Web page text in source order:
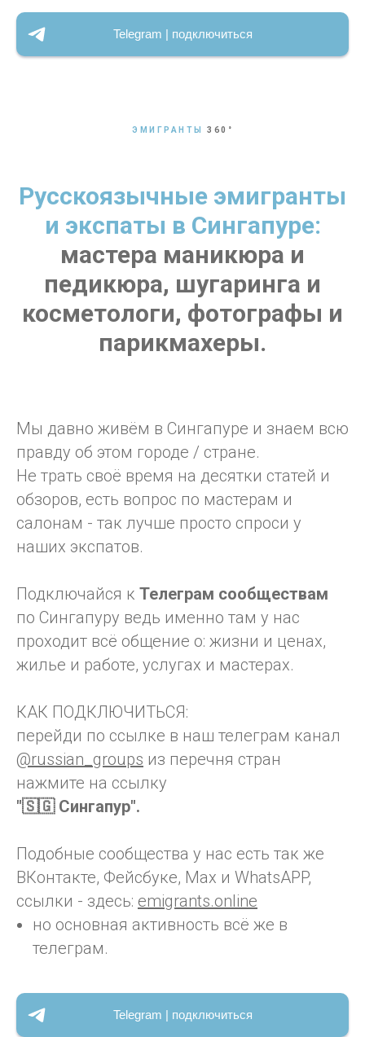
Telegram | подключиться
ЭМИГРАНТЫ 360 °
Русскоязычные эмигранты
и экспаты в Сингапуре:
мастера маникюра и
педикюра, шугаринга и
косметологи, фотографы и
парикмахеры.
Мы давно живём в Сингапуре и знаем всю
правду об этом городе / стране.
Не трать своё время на десятки статей и
обзоров, есть вопрос по мастерам и
салонам - так лучше просто спроси у
наших экспатов.
Подключайся к Телеграм сообществам
по Сингапуру ведь именно там у нас
проходит всё общение о: жизни и ценах,
жилье и работе, услугах и мастерах.
КАК ПОДКЛЮЧИТЬСЯ:
перейди по ссылке в наш телеграм канал
@russian_groups из перечня стран
нажмите на ссылку
"🇸🇬 Сингапур".
Подобные сообщества у нас есть так же
ВКонтакте, Фейсбуке, Max и WhatsAPP,
ссылки - здесь: emigrants.online
но основная активность всё же в
телеграм.
Telegram | подключиться